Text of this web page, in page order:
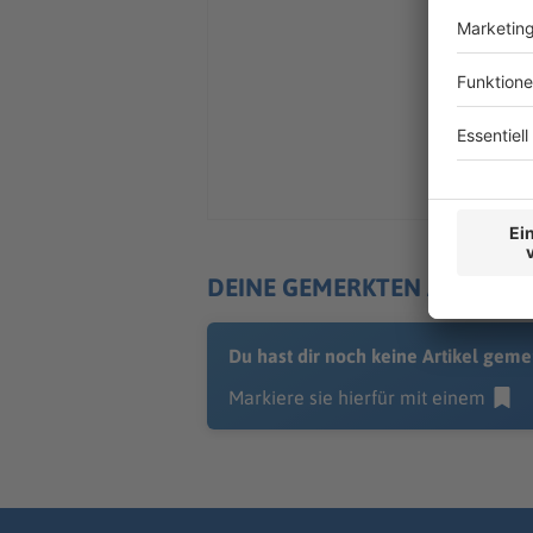
DEINE GEMERKTEN ARTIKEL
Du hast dir noch keine Artikel
Markiere sie hierfür mit einem